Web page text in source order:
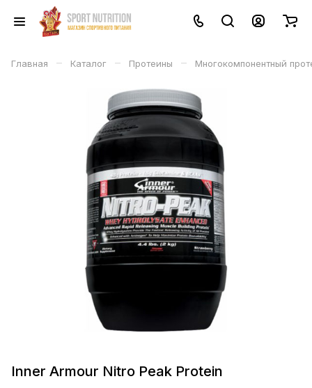
Главная – Каталог – Протеины – Многокомпонентный
Inner Armour Nitro Peak Protein